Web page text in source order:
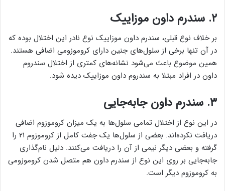
۲. سندرم داون موزاییک
بر خلاف نوع قبلی، سندرم داون موزاییک نوع نادر این اختلال بوده که
در آن تنها برخی از سلول‌های جنین دارای کروموزومی اضافی هستند.
همین موضوع باعث می‌شود نشانه‌های کمتری از اختلال سندروم
داون در افراد مبتلا به سندروم داون موزاییک دیده شود.
۳. سندرم داون جابه‌جایی
در این نوع از اختلال تمامی سلول‌ها به یک میزان کروموزوم اضافی
دریافت نکرده‌اند. بعضی از سلول‌ها یک جفت کامل از کروموزوم ۲۱ را
گرفته و بعضی دیگر نیمی از آن را دریافت می‌کنند. دلیل نام‌گذاری
جابه‌جایی بر روی این نوع از سندرم داون هم متصل شدن کروموزومی
به کروموزوم دیگر است.